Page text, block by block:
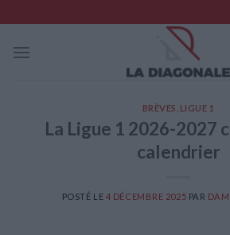
to
content
BRÈVES LIGUE 1
La Ligue 1 2026-2027
calendrier
POSTÉ LE 4 DÉCEMBRE 2025 PAR